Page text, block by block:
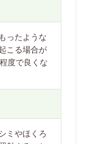
ったような
こる場合が
度で良くな
ミやほくろ